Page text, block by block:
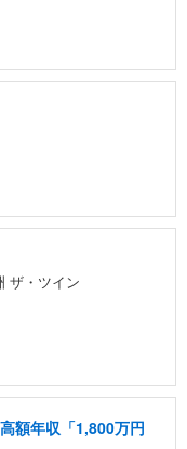
ザ・ツイン
額年収「1,800万円